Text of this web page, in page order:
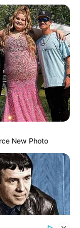
like cookies to store
technologies will
or unique IDs on this
affect certain
New Photo